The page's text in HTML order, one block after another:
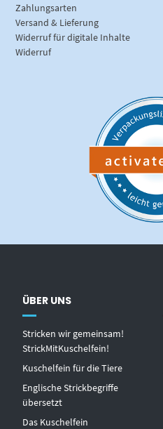
Zahlungsarten
Versand & Lieferung
Widerruf für digitale Inhalte
Widerruf
ÜBER UNS
Stricken wir gemeinsam!
StrickMitKuschelfein!
Kuschelfein für die Tiere
Englische Strickbegriffe
übersetzt
Das Kuschelfein